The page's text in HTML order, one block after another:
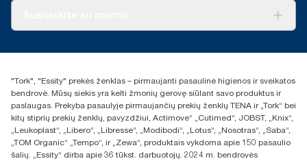
+370 5 268 3455
UAB Essity Lithuania
Naugarduko g. 98
LT-03160 Vilnius, Lietuva
"Tork", "Essity" prekės ženklas – pirmaujanti pasaulinė higienos ir sveikatos
bendrovė. Mūsų siekis yra kelti žmonių gerovę siūlant savo produktus ir
paslaugas. Prekyba pasaulyje pirmaujančių prekių ženklų TENA ir „Tork“ bei
kitų stiprių prekių ženklų, pavyzdžiui, Actimove“ „Cutimed“, JOBST, „Knix“,
„Leukoplast“, „Libero“, „Libresse“, „Modibodi“, „Lotus“, „Nosotras“, „Saba“,
„TOM Organic“ „Tempo“, ir „Zewa“, produktais vykdoma apie 150 pasaulio
šalių. „Essity“ dirba apie 36 tūkst. darbuotojų. 2024 m. bendrovės